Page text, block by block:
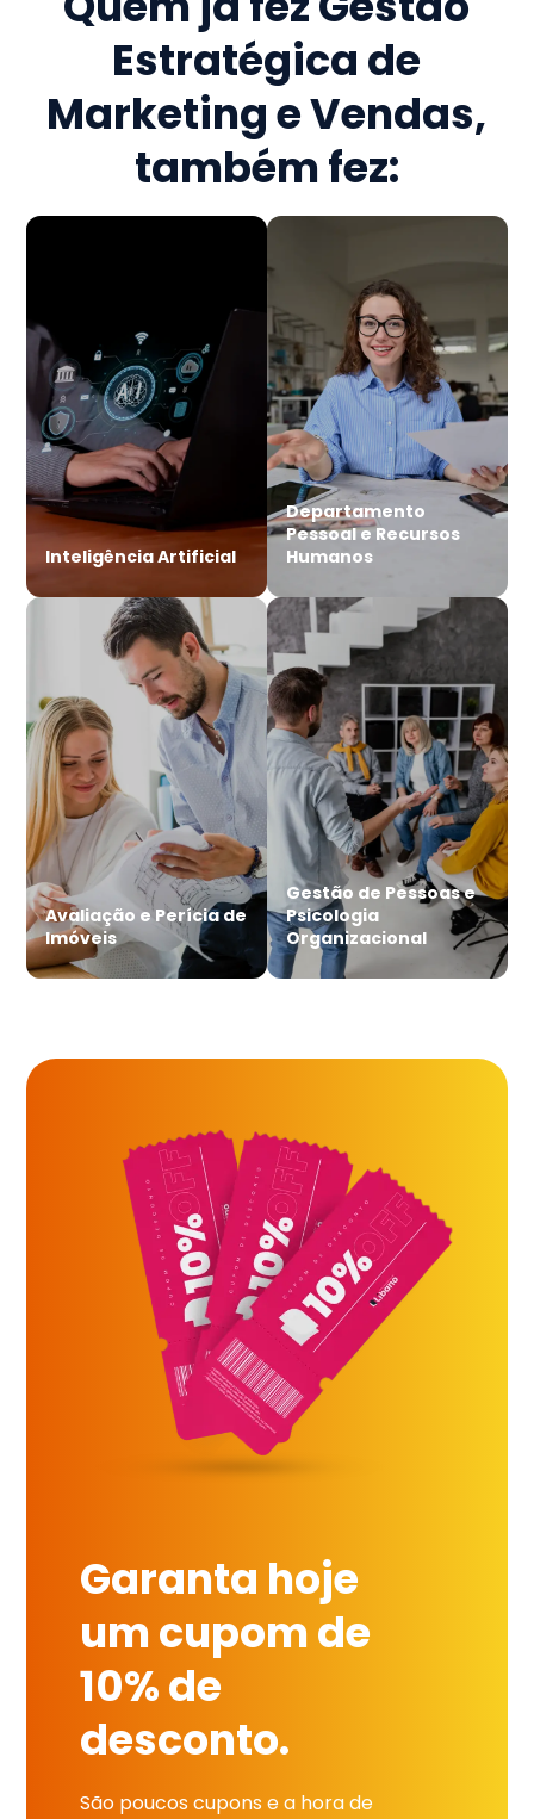
Estratégica de
Marketing e Vendas,
também fez:
Inteligência Artificial
Departamento
Pessoal e Recursos
Humanos
Avaliação e Perícia de
Imóveis
Gestão de Pessoas e
Psicologia
Organizacional
Garanta hoje
um cupom de
10% de
desconto.
São poucos cupons e a hora de